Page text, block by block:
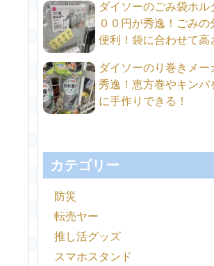
ダイソーのごみ袋ホル
００円が秀逸！ごみの
便利！袋に合わせて高
ダイソーのり巻きメー
秀逸！恵方巻やキンパ
に手作りできる！
カテゴリー
防災
転売ヤー
推し活グッズ
スマホスタンド